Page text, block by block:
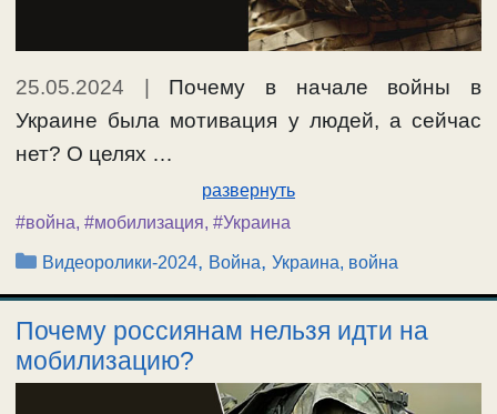
25.05.2024
Почему в начале войны в
Украине была мотивация у людей, а сейчас
нет? О целях …
развернуть
#война, #мобилизация, #Украина
Рубрики
Видеоролики-2024, Война,Украина, война
Почему россиянам нельзя идти на
мобилизацию?